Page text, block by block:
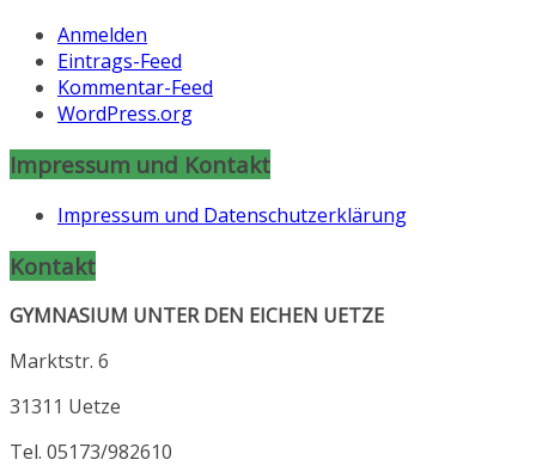
Anmelden
Eintrags-Feed
Kommentar-Feed
WordPress.org
Impressum und Kontakt
Impressum und Datenschutzerklärung
Kontakt
GYMNASIUM UNTER DEN EICHEN UETZE
Marktstr. 6
31311 Uetze
Tel. 05173/982610